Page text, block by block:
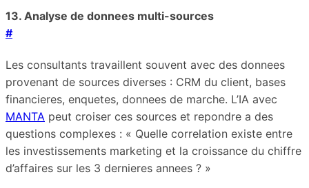
13. Analyse de donnees multi-sources
#
Les consultants travaillent souvent avec des donnees
provenant de sources diverses : CRM du client, bases
financieres, enquetes, donnees de marche. L’IA avec
MANTA peut croiser ces sources et repondre a des
questions complexes : « Quelle correlation existe entre
les investissements marketing et la croissance du chiffre
d’affaires sur les 3 dernieres annees ? »